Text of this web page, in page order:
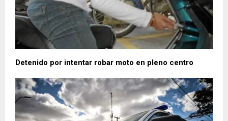
Detenido por intentar robar moto en pleno centro